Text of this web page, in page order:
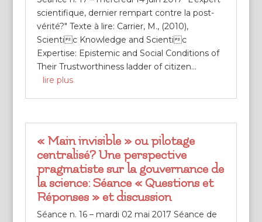
scientifique, dernier rempart contre la post-
vérité?" Texte à lire: Carrier, M., (2010),
Scientic Knowledge and Scientic
Expertise: Epistemic and Social Conditions of
Their Trustworthiness ladder of citizen...
lire plus
« Main invisible » ou pilotage
centralisé? Une perspective
pragmatiste sur la gouvernance de
la science: Séance « Questions et
Réponses » et discussion
Séance n. 16 – mardi 02 mai 2017 Séance de